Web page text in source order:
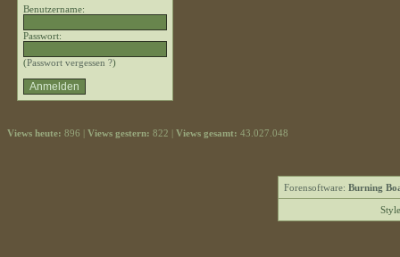
Benutzername:
Passwort:
(Passwort vergessen ?)
Views heute: 896 | Views gestern: 822 | Views gesamt: 43.027.048
Forensoftware: Burning